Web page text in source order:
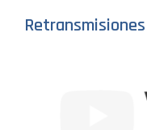
Retransmisiones